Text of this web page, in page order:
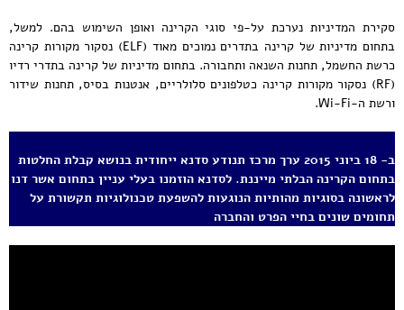
סקירת המדיניות נערכת על-פי סוגי הקרינה ואופן השימוש בהם. למשל,
בתחום מדיניות של קרינה בתדרים נמוכים מאוד (ELF) נסקור מקורות קרינה
כרשת החשמל, תחנות השנאה ותחבורה. בתחום מדיניות של קרינה בתדרי רדיו
(RF) נסקור מקורות קרינה כטלפונים סלולריים, אנטנות בסיס, תחנות שידור
ורשת ה-Wi-Fi.
ב- 18 ביוני 2015 ערך מרכז תנודע סדנא ייחודית בנושא קבלת החלטות
בתחום הקרינה הבלתי מייננת. לסדנא הוזמנו בעלי עניין בתחום אשר דנו
לראשונה בסוגיות מהותיות הנוגעות להשפעת טכנולוגיות תקשורת על
תחומים שונים בחיי הפרט והחברה